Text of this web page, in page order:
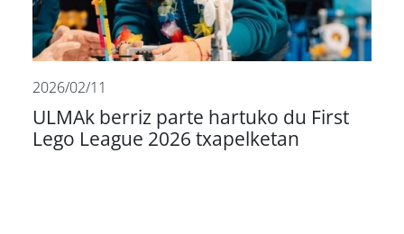
2026/02/11
ULMAk berriz parte hartuko du First
Lego League 2026 txapelketan